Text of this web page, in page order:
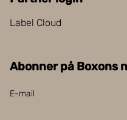
Label Cloud
Abonner på Boxons
E-mail